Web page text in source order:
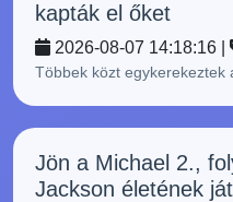
kapták el őket
2026-08-07 14:18:16 |
Többek közt egykerekeztek
Jön a Michael 2.,
Jackson életének